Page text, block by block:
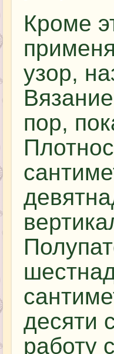
Кроме
узор,
пор,
десяти
работу